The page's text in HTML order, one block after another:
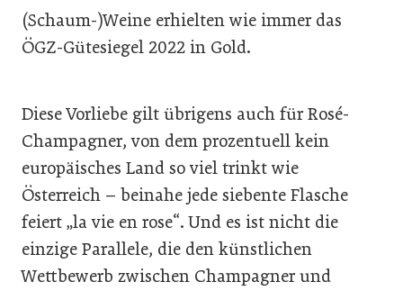
(Schaum-)Weine erhielten wie immer das
ÖGZ-Gütesiegel 2022 in Gold.
Diese Vorliebe gilt übrigens auch für Rosé-
Champagner, von dem prozentuell kein
europäisches Land so viel trinkt wie
Österreich – beinahe jede siebente Flasche
feiert „la vie en rose“. Und es ist nicht die
einzige Parallele, die den künstlichen
Wettbewerb zwischen Champagner und